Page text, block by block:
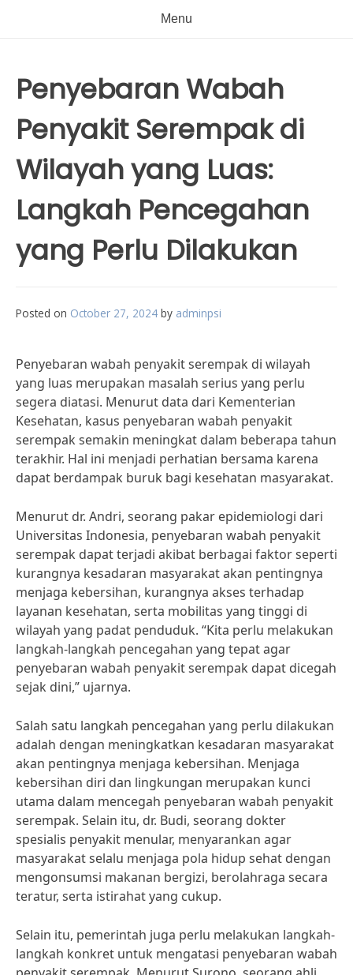
Menu
Penyebaran Wabah
Penyakit Serempak di
Wilayah yang Luas:
Langkah Pencegahan
yang Perlu Dilakukan
Posted on October 27, 2024 by adminpsi
Penyebaran wabah penyakit serempak di wilayah
yang luas merupakan masalah serius yang perlu
segera diatasi. Menurut data dari Kementerian
Kesehatan, kasus penyebaran wabah penyakit
serempak semakin meningkat dalam beberapa tahun
terakhir. Hal ini menjadi perhatian bersama karena
dapat berdampak buruk bagi kesehatan masyarakat.
Menurut dr. Andri, seorang pakar epidemiologi dari
Universitas Indonesia, penyebaran wabah penyakit
serempak dapat terjadi akibat berbagai faktor seperti
kurangnya kesadaran masyarakat akan pentingnya
menjaga kebersihan, kurangnya akses terhadap
layanan kesehatan, serta mobilitas yang tinggi di
wilayah yang padat penduduk. “Kita perlu melakukan
langkah-langkah pencegahan yang tepat agar
penyebaran wabah penyakit serempak dapat dicegah
sejak dini,” ujarnya.
Salah satu langkah pencegahan yang perlu dilakukan
adalah dengan meningkatkan kesadaran masyarakat
akan pentingnya menjaga kebersihan. Menjaga
kebersihan diri dan lingkungan merupakan kunci
utama dalam mencegah penyebaran wabah penyakit
serempak. Selain itu, dr. Budi, seorang dokter
spesialis penyakit menular, menyarankan agar
masyarakat selalu menjaga pola hidup sehat dengan
mengonsumsi makanan bergizi, berolahraga secara
teratur, serta istirahat yang cukup.
Selain itu, pemerintah juga perlu melakukan langkah-
langkah konkret untuk mengatasi penyebaran wabah